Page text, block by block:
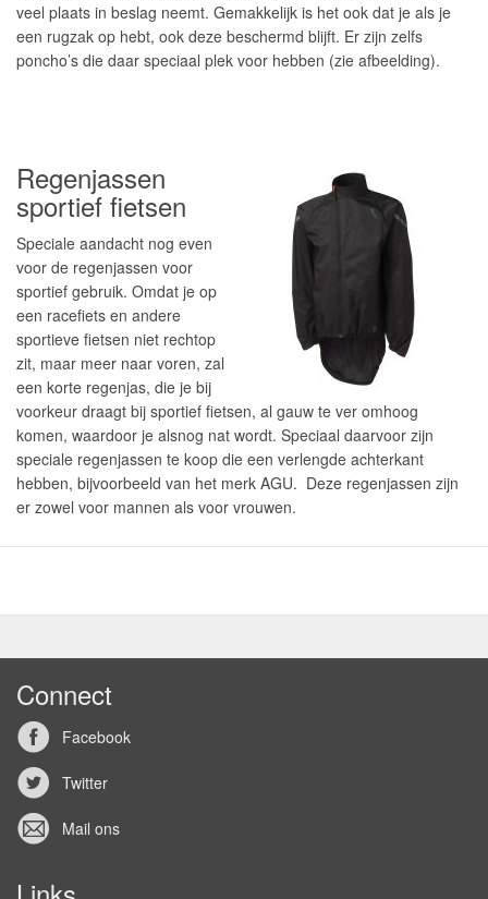
veel plaats in beslag neemt. Gemakkelijk is het ook dat je als je
een rugzak op hebt, ook deze beschermd blijft. Er zijn zelfs
poncho’s die daar speciaal plek voor hebben (zie afbeelding).
Regenjassen
sportief fietsen
Speciale aandacht nog even
voor de regenjassen voor
sportief gebruik. Omdat je op
een racefiets en andere
sportieve fietsen niet rechtop
zit, maar meer naar voren, zal
een korte regenjas, die je bij
voorkeur draagt bij sportief fietsen, al gauw te ver omhoog
komen, waardoor je alsnog nat wordt. Speciaal daarvoor zijn
speciale regenjassen te koop die een verlengde achterkant
hebben, bijvoorbeeld van het merk AGU. Deze regenjassen zijn
er zowel voor mannen als voor vrouwen.
Connect
Facebook
Twitter
Mail ons